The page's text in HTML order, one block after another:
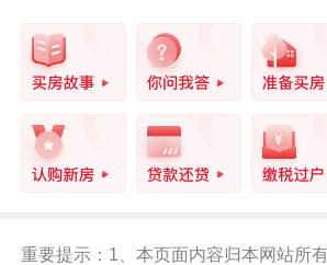
低矮楼房的“握手楼”聚集
综合整治和危旧改造统筹片区包括
是深圳最古老的城中村之一，原本
重要提示：1、本页面内容归本网站所